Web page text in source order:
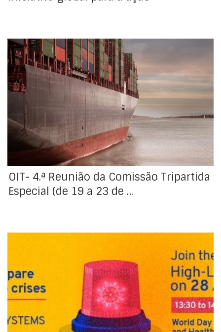
Teve hoje início, num formato virtual, a I.ª Parte da 4.ª
Reunião da Comissão Tripartida Especial, estabelecida
pelo Conselho de Administração, conforme disposto no
artigo XIII da Convenção do Trabalho Marítimo, 2006. A
Delegação Governamental Portuguesa conta com a
participação desta Direção-Geral, assim como da
Missão Permanente de Portugal junto […]
OIT- 4.ª Reunião da Comissão Tripartida
Especial (de 19 a 23 de …
A Organização Internacional do Trabalho vai realizar
um Webinar por ocasião do lançamento do Dia Mundial
da Segurança e Saúde no Trabalho 2021. O objetivo
deste Webinar é promover o diálogo sobre a
importância de investir na segurança e saúde no
trabalho (SST) para responder a emergências e crises
no […]